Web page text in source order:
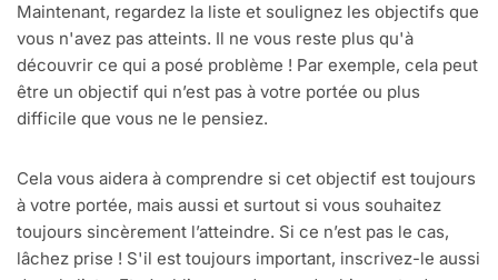
Maintenant, regardez la liste et soulignez les objectifs que
vous n'avez pas atteints. Il ne vous reste plus qu'à
découvrir ce qui a posé problème ! Par exemple, cela peut
être un objectif qui n’est pas à votre portée ou plus
difficile que vous ne le pensiez.
Cela vous aidera à comprendre si cet objectif est toujours
à votre portée, mais aussi et surtout si vous souhaitez
toujours sincèrement l’atteindre. Si ce n’est pas le cas,
lâchez prise ! S'il est toujours important, inscrivez-le aussi